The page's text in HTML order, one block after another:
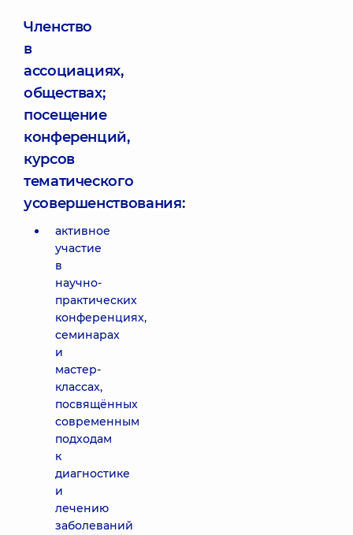
Членство
в
ассоциациях,
обществах;
посещение
конференций,
курсов
тематического
усовершенствования:
активное
участие
в
научно-
практических
конференциях,
семинарах
и
мастер-
классах,
посвящённых
современным
подходам
к
диагностике
и
лечению
заболеваний